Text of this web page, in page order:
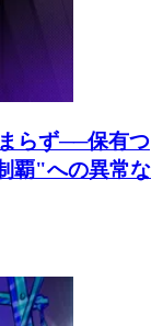
らず──保有つ
覇"への異常な